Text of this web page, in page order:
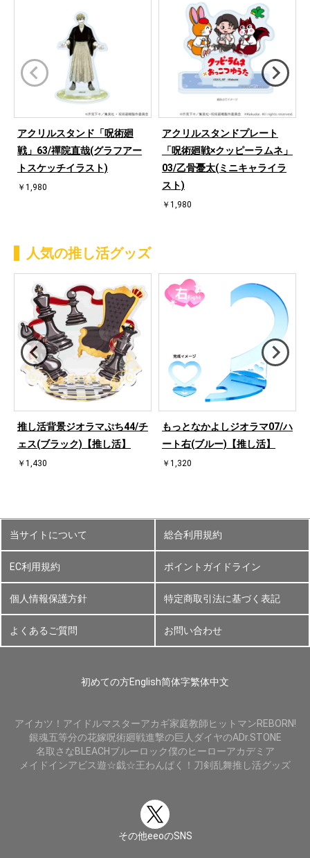
アクリルスタンド「呪術廻
戦」63/禪院直哉(グラフアー
トスケッチイラスト)
￥1,980
アクリルスタンドプレート
「呪術廻戦×クッピーラムネ」
03/乙骨憂太(ミニキャライラ
スト)
￥1,980
人気の推し活グッズ
推し活背景ジオラマぷち44/チ
ェス(ブラック)【推し活】
￥1,430
もっとなかよしジオラマ07/ハ
ート右(ブルー)【推し活】
￥1,320
当サイトについて 総合利用規約
EC利用規約 ポイントガイドライン
個人情報保護方針 特定商取引法に基づく表記
よくあるご質問 お問い合わせ
初めての方English简体字繁体中文
アイカツ！ アイドルマスターアカギ家庭教師ヒットマンREBORN!
銀魂五等分の花嫁呪術廻戦進撃の巨人 ダイヤのADr.STONE
名取さなBLEACHブルーロック僕のヒーローアカデミア
メイドインアビス遊☆戯☆王わんぱく！刀剣乱舞推し活グッズ
その他eeoのSNS